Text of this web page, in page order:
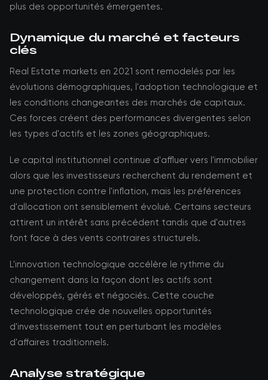
plus des opportunités émergentes.
Dynamique du marché et facteurs
clés
Real Estate markets en 2021 sont remodelés par les
évolutions démographiques, l'adoption technologique et
les conditions changeantes des marchés de capitaux.
Ces forces créent des performances divergentes selon
les types d'actifs et les zones géographiques.
Le capital institutionnel continue d'affluer vers l'immobilier
alors que les investisseurs recherchent du rendement et
une protection contre l'inflation, mais les préférences
d'allocation ont sensiblement évolué. Certains secteurs
attirent un intérêt sans précédent tandis que d'autres
font face à des vents contraires structurels.
L'innovation technologique accélère le rythme du
changement dans la façon dont les actifs sont
développés, gérés et négociés. Cette couche
technologique crée de nouvelles opportunités
d'investissement tout en perturbant les modèles
d'affaires traditionnels.
Analyse stratégique